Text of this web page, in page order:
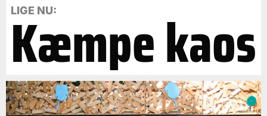
LIGE NU:
Kæmpe kaos